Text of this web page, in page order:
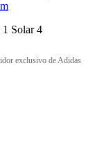
Solar 4
exclusivo de Adidas